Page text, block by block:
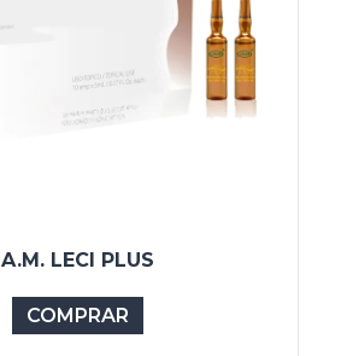
A.M. LECI PLUS
COMPRAR